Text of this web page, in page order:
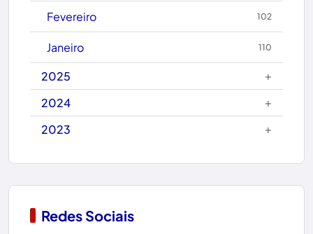
Caturama
Chapada Diamantina
Condeúba
Copa do Mundo 2026
Fevereiro 102
Janeiro 110
2025
+
2024
+
2023
+
Redes Sociais